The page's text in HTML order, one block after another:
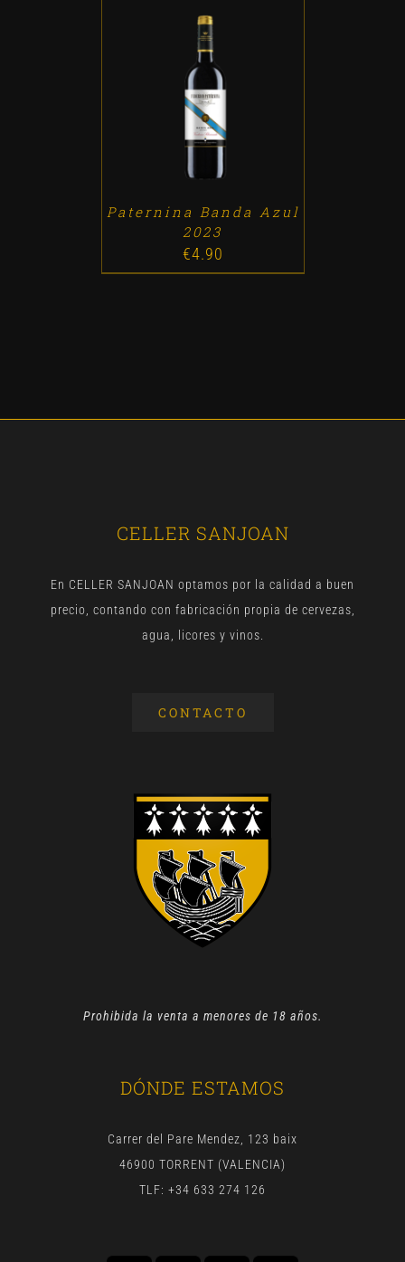
ADD TO CART /
Paternina Banda Azul
2023
€4.90
CELLER SANJOAN
En CELLER SANJOAN optamos por la calidad a buen
precio, contando con fabricación propia de cervezas,
agua, licores y vinos.
CONTACTO
Prohibida la venta a menores de 18 años.
DÓNDE ESTAMOS
Carrer del Pare Mendez, 123 baix
46900 TORRENT (VALENCIA)
TLF: +34 633 274 126